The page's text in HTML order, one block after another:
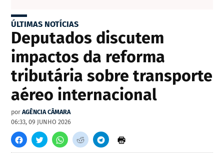
ÚLTIMAS NOTÍCIAS
Deputados discutem
impactos da reforma
tributária sobre transporte
aéreo internacional
por AGÊNCIA CÂMARA
06:33, 09 JUNHO 2026